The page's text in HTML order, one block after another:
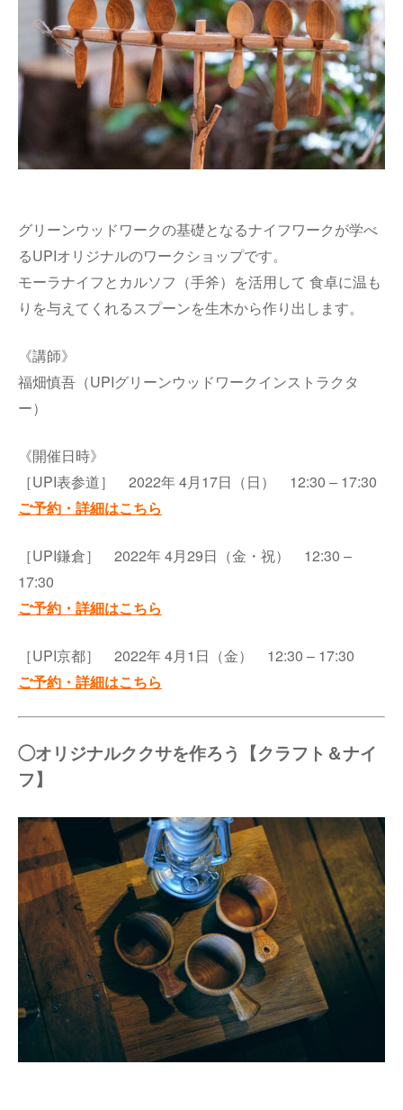
グリーンウッドワークの基礎となるナイフワークが学べ
るUPIオリジナルのワークショップです。
モーラナイフとカルソフ（手斧）を活用して 食卓に温も
りを与えてくれるスプーンを生木から作り出します。
《講師》
福畑慎吾（UPIグリーンウッドワークインストラクタ
ー）
《開催日時》
［UPI表参道］ 2022年 4月17日（日） 12:30 – 17:30
ご予約・詳細はこちら
［UPI鎌倉］ 2022年 4月29日（金・祝） 12:30 –
17:30
ご予約・詳細はこちら
［UPI京都］ 2022年 4月1日（金） 12:30 – 17:30
ご予約・詳細はこちら
◯オリジナルククサを作ろう【クラフト＆ナイ
フ】